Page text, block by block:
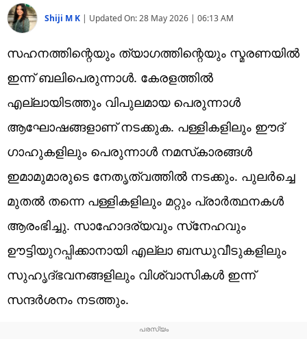
Shiji M K | Updated On:28 May 2026 | 06:13 AM
സഹനത്തിന്റെയും ത്യാഗത്തിന്റെയും സ്മരണയില്‍
ഇന്ന് ബലിപെരുന്നാള്‍. കേരളത്തില്‍
എല്ലായിടത്തും വിപുലമായ പെരുന്നാള്‍
ആഘോഷങ്ങളാണ് നടക്കുക. പള്ളികളിലും ഈദ്
ഗാഹുകളിലും പെരുന്നാള്‍ നമസ്‌കാരങ്ങള്‍
ഇമാമുമാരുടെ നേതൃത്വത്തില്‍ നടക്കും. പുലര്‍ച്ചെ
മുതല്‍ തന്നെ പള്ളികളിലും മറ്റും പ്രാര്‍ത്ഥനകള്‍
ആരംഭിച്ചു. സാഹോദര്യവും സ്‌നേഹവും
ഊട്ടിയുറപ്പിക്കാനായി എല്ലാ ബന്ധുവീടുകളിലും
സുഹൃദ്ഭവനങ്ങളിലും വിശ്വാസികള്‍ ഇന്ന്
സന്ദര്‍ശനം നടത്തും.